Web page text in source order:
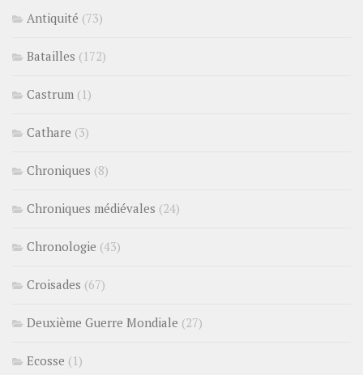
Antiquité (73)
Batailles (172)
Castrum (1)
Cathare (3)
Chroniques (8)
Chroniques médiévales (24)
Chronologie (43)
Croisades (67)
Deuxième Guerre Mondiale (27)
Ecosse (1)